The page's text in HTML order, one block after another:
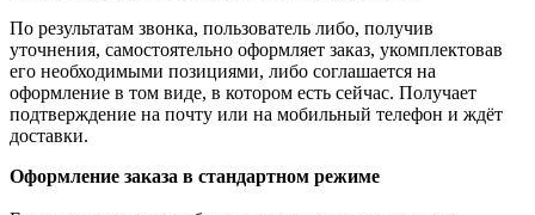
По результатам звонка, пользователь либо, получив
уточнения, самостоятельно оформляет заказ, укомплектовав
его необходимыми позициями, либо соглашается на
оформление в том виде, в котором есть сейчас. Получает
подтверждение на почту или на мобильный телефон и ждёт
доставки.
Оформление заказа в стандартном режиме